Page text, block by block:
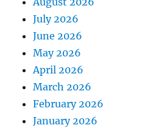
July 2026
June 2026
May 2026
April 2026
March 2026
February 2026
January 2026